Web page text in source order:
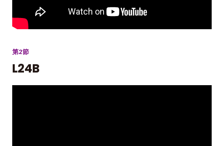
第2節
L24B